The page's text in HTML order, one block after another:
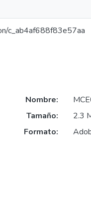
c_ab4af688f83e57aa
Nombre:
Tamaño:
2.3
Formato: